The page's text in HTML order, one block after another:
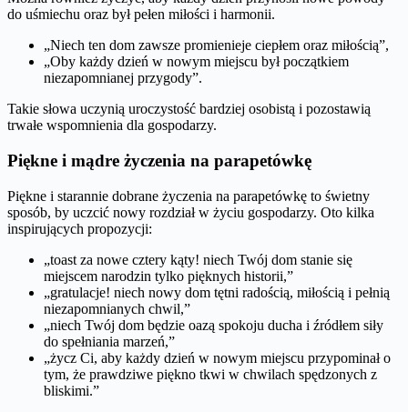
do uśmiechu oraz był pełen miłości i harmonii.
„Niech ten dom zawsze promienieje ciepłem oraz miłością”,
„Oby każdy dzień w nowym miejscu był początkiem
niezapomnianej przygody”.
Takie słowa uczynią uroczystość bardziej osobistą i pozostawią
trwałe wspomnienia dla gospodarzy.
Piękne i mądre życzenia na parapetówkę
Piękne i starannie dobrane życzenia na parapetówkę to świetny
sposób, by uczcić nowy rozdział w życiu gospodarzy. Oto kilka
inspirujących propozycji:
„toast za nowe cztery kąty! niech Twój dom stanie się
miejscem narodzin tylko pięknych historii,”
„gratulacje! niech nowy dom tętni radością, miłością i pełnią
niezapomnianych chwil,”
„niech Twój dom będzie oazą spokoju ducha i źródłem siły
do spełniania marzeń,”
„życz Ci, aby każdy dzień w nowym miejscu przypominał o
tym, że prawdziwe piękno tkwi w chwilach spędzonych z
bliskimi.”